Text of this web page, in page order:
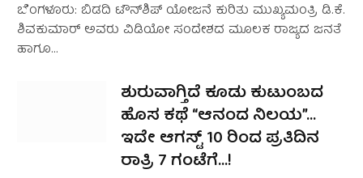
ಬೆಂಗಳೂರು: ಬಿಡದಿ ಟೌನ್‌ಶಿಪ್‌ ಯೋಜನೆ ಕುರಿತು ಮುಖ್ಯಮಂತ್ರಿ ಡಿ.ಕೆ.
ಶಿವಕುಮಾರ್‌ ಅವರು ವಿಡಿಯೋ ಸಂದೇಶದ ಮೂಲಕ ರಾಜ್ಯದ ಜನತೆ
ಹಾಗೂ…
ಶುರುವಾಗ್ತಿದೆ ಕೂಡು ಕುಟುಂಬದ
ಹೊಸ ಕಥೆ “ಆನಂದ ನಿಲಯ”…
ಇದೇ ಆಗಸ್ಟ್ 10 ರಿಂದ ಪ್ರತಿದಿನ
ರಾತ್ರಿ 7 ಗಂಟೆಗೆ…!